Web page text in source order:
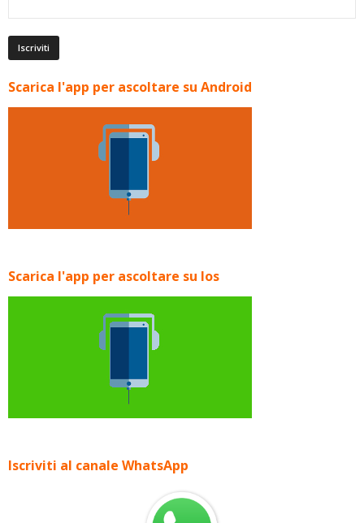
Scarica l'app per ascoltare su Android
Scarica l'app per ascoltare su Ios
Iscriviti al canale WhatsApp